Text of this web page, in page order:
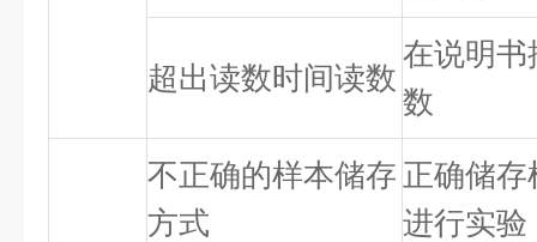
超出读数时间读数
在说明书
数
不正确的样本储存
方式
正确储
进行实验